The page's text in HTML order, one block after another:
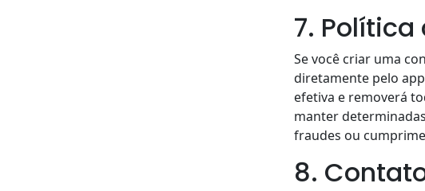
7. Política
Se você criar uma
diretamente pelo
efetiva e removerá
manter
fraudes ou
8.